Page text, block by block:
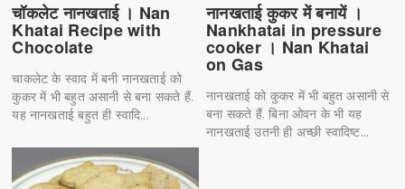
चॉकलेट नानखताई । Nan
Khatai Recipe with
Chocolate
चाकलेट के स्वाद में बनी नानखताई को
कुकर में भी बहुत असानी से बना सकते हैं.
यह नानखताई बहुत ही स्वादि...
नानखताई कुकर में बनायें ।
Nankhatai in pressure
cooker । Nan Khatai
on Gas
नानखताई को कुकर में भी बहुत असानी से
बना सकते हैं. बिना ओवन के भी यह
नानखताई उतनी ही अच्छी स्वादिष्ट...